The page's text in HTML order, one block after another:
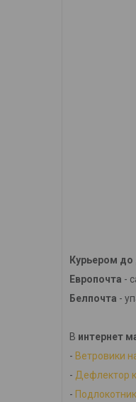
Курьером
Европочта -
Белпочта -
В интернет
- Ветровики
- Дефлектор
-